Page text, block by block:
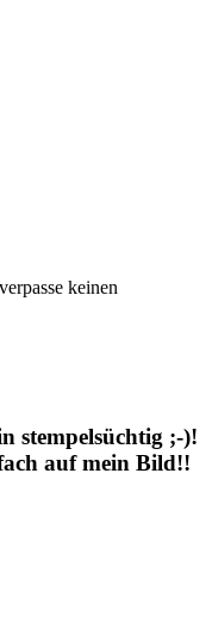
keinen
stempelsüchtig ;-)!
auf mein Bild!!